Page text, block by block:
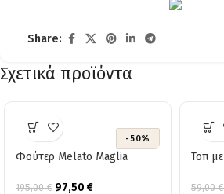
Share:
Σχετικά προϊόντα
-50%
Φούτερ Melato Maglia
195,00€ 97,50 €
Τοπ
59,00€